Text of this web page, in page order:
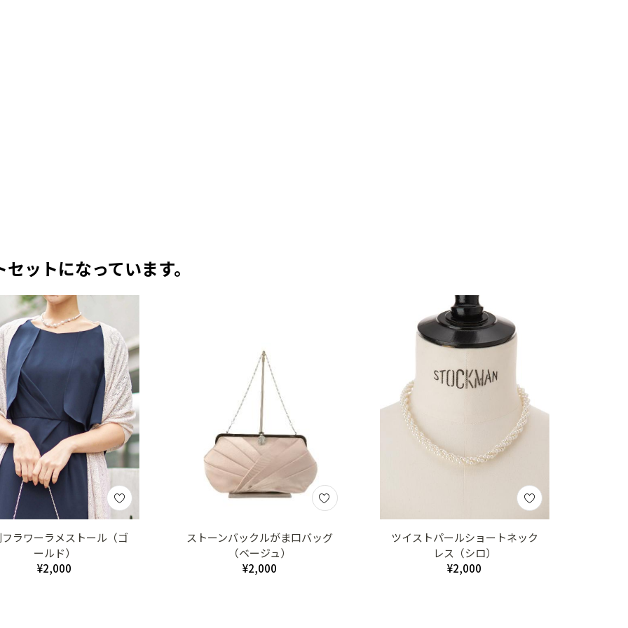
ットになっています。
ラワーラメストール（ゴ
ールド）
¥2,000
ストーンバックルがま口バッグ
（ベージュ）
¥2,000
ツイストパールショートネック
レス（シロ）
¥2,000